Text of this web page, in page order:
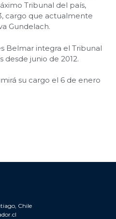
Tribunal del país,
cargo que actualmente
Gundelach.
Belmar integra el Tribunal
desde junio de 2012.
su cargo el 6 de enero
Chile